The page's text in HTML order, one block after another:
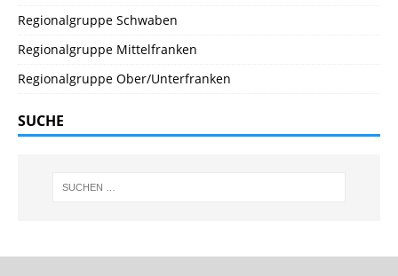
Regionalgruppe Schwaben
Regionalgruppe Mittelfranken
Regionalgruppe Ober/Unterfranken
SUCHE